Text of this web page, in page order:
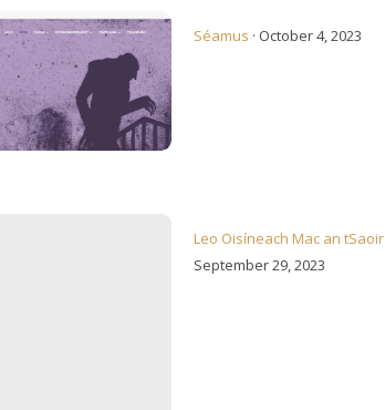
Séamus · October 4, 2023
Leo Oisíneach Mac an tSaoir
September 29, 2023